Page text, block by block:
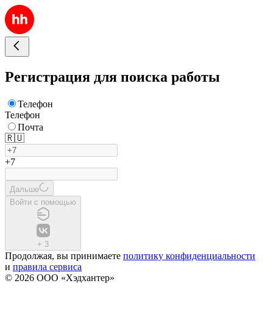
Регистрация для поиска работы
Телефон
Телефон
Почта
🇷🇺
+7
Дальше
Войти с помощью
+ 3
Продолжая, вы принимаете политику конфиденциальности
и правила сервиса
© 2026 ООО «Хэдхантер»